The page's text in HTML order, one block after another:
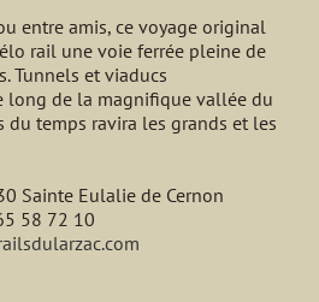
entre amis, ce voyage original
rail une voie ferrée pleine de
Tunnels et viaducs
long de la magnifique vallée du
du temps ravira les grands et les
Sainte Eulalie de Cernon
58 72 10